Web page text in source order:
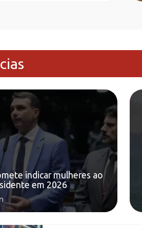
indicar mulheres ao
em 2026